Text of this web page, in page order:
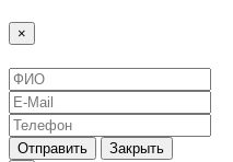
×
Отправить
Закрыть